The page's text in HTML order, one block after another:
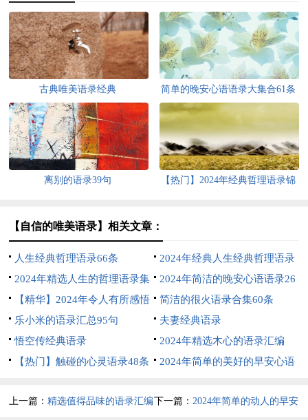
古典唯美语录经典 简单的晚安心语语录大集合61条
离别的语录39句
【热门】2024年经典哲理语录锦
【自信的唯美语录】相关文章：
人生经典哲理语录66条
2024年经典人生经典哲理语录
汇编55条
2024年精选人生的哲理语录集
锦50句
2024年简洁的晚安心语语录26
条
【精华】2024年令人有所感悟
的语录大汇总77句
简洁的很火语录合集60条
乐小米的语录汇总95句
夫妻经典语录
悟空传经典语录
2024年精选木心的语录汇编
100条
【热门】触碰的心灵语录48条
2024年简单的美好的早安心语
上一篇：精选值得品味的语录汇编下一篇： 2024年简单的动人的早安